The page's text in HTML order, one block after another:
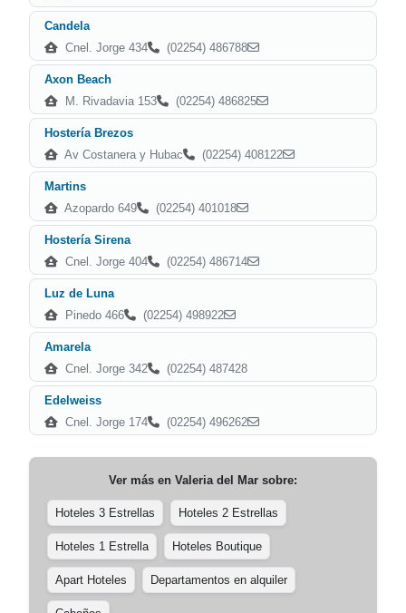
Candela
Cnel. Jorge 434
(02254) 486788
Axon Beach
M. Rivadavia 153
(02254) 486825
Hostería Brezos
Av Costanera y Hubac
(02254) 408122
Martins
Azopardo 649
(02254) 401018
Hostería Sirena
Cnel. Jorge 404
(02254) 486714
Luz de Luna
Pinedo 466
(02254) 498922
Amarela
Cnel. Jorge 342
(02254) 487428
Edelweiss
Cnel. Jorge 174
(02254) 496262
Ver más en Valeria del Mar sobre:
Hoteles 3 Estrellas Hoteles 2 Estrellas
Hoteles 1 Estrella Hoteles Boutique
Apart Hoteles Departamentos en alquiler